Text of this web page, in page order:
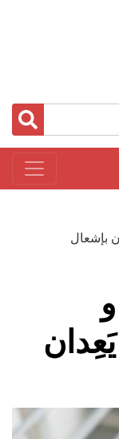
Galaxy A55 5G و
Galaxy A35 5G يَعِدان